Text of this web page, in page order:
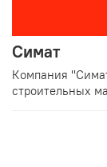
Симат
Компания
строительных